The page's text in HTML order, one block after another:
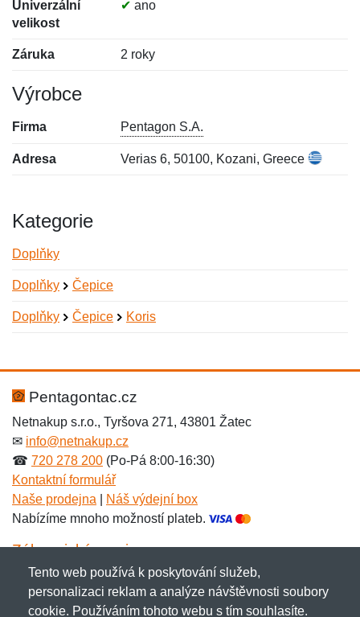
Univerzální
velikost
✔ ano
Záruka 2 roky
Výrobce
Firma Pentagon S.A.
Adresa Verias 6, 50100, Kozani, Greece
Kategorie
Doplňky
Doplňky Čepice
Doplňky Čepice Koris
Hodnocení:
Jméno: *
Zpráva*
Jméno:
E-mail:*
Pentagontac.cz
Netnakup s.r.o., Tyršova 271, 43801 Žatec
✉ info@netnakup.cz
☎ 720 278 200 (Po-Pá 8:00-16:30)
Kontaktní formulář
Naše prodejna
Náš výdejní box
Nabízíme mnoho možností plateb.
Zákaznický servis
Novinky emailem
Tento web používá k poskytování služeb,
personalizaci reklam a analýze návštěvnosti soubory
cookie. Používáním tohoto webu s tím souhlasíte.